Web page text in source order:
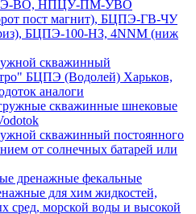
ВО, НПЦУ-ПМ-УВО
пост магнит), БЦПЭ-ГВ-ЧУ
БЦПЭ-100-НЗ, 4NNM (ниж
скважинный
БЦПЭ (Водолей) Харьков,
аналоги
скважинные шнековые
скважинный постоянного
от солнечных батарей или
дренажные фекальные
для хим жидкостей,
сред, морской воды и высокой